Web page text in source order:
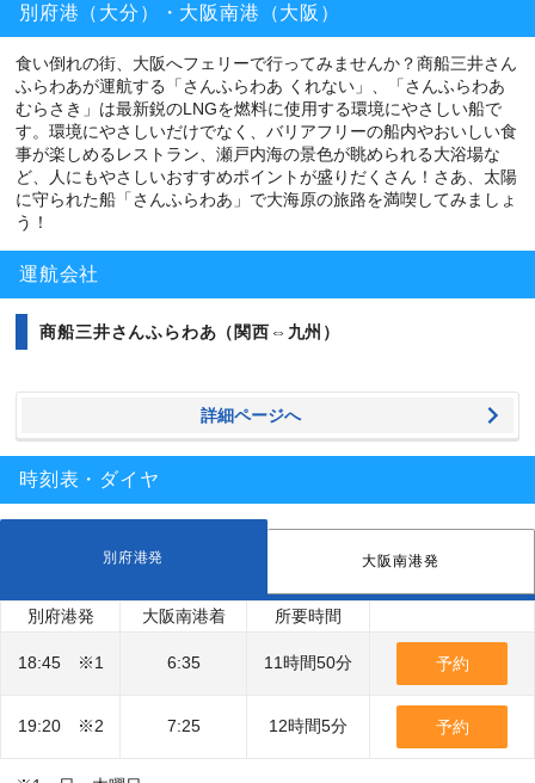
別府港（大分）・大阪南港（大阪）
食い倒れの街、大阪へフェリーで行ってみませんか？商船三井さん
ふらわあが運航する「さんふらわあ くれない」、「さんふらわあ
むらさき」は最新鋭のLNGを燃料に使用する環境にやさしい船で
す。環境にやさしいだけでなく、バリアフリーの船内やおいしい食
事が楽しめるレストラン、瀬戸内海の景色が眺められる大浴場な
ど、人にもやさしいおすすめポイントが盛りだくさん！さあ、太陽
に守られた船「さんふらわあ」で大海原の旅路を満喫してみましょ
う！
運航会社
商船三井さんふらわあ（関西⇔九州）
詳細ページへ
時刻表・ダイヤ
別府港発 大阪南港発
別府港発 大阪南港着 所要時間
18:45 ※1 6:35 11時間50分 予約
19:20 ※2 7:25 12時間5分 予約